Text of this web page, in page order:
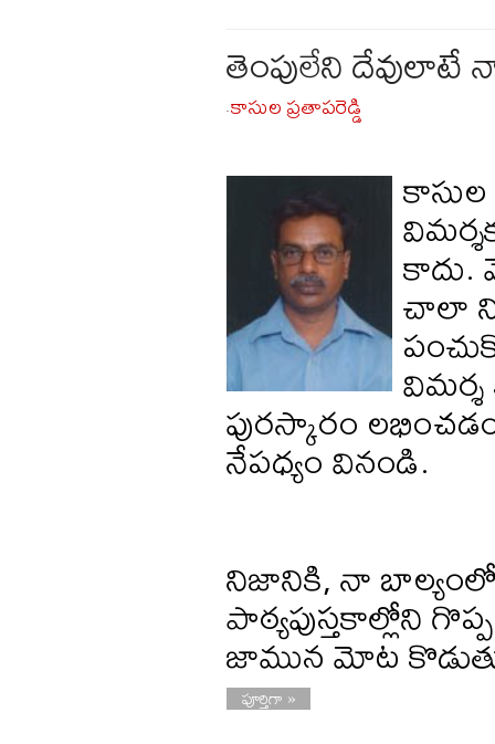
తెంపులేని దేవులాటే
-కాసుల ప్రతాపరెడ్డి
చాలా
విమర్శ
పురస్కారం
నేపధ్యం వినండి.
నిజానికి, నా
పాఠ్యపుస్తకాల్లోని
జామున మోట
పూర్తిగా »